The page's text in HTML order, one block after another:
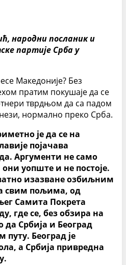
народни посланик и
партије Срба у
Македоније? Без
пратим покушаје да се
тврдњом да са падом
нормално преко Срба.
је да се на
појачава
Аргументи не само
уопште и не постоје.
изазване озбиљним
свим пољима, од
Самита Покрета
где се, без обзира на
да Србија и Београд
путу. Београд је
а Србија привредна